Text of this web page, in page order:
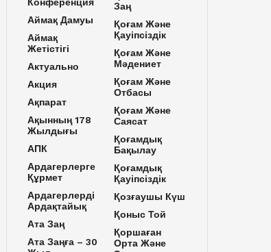
Конференция
Аймақ Дамуы
Аймақ
Жетістігі
Актуально
Акция
Ақпарат
Ақынның 178
Жылдығы
АПК
Ардагерлерге
Құрмет
Ардагерлерді
Ардақтайық
Ата Заң
Ата Заңға – 30
Заң
Қоғам Және
Қауіпсіздік
Қоғам Және
Мәдениет
Қоғам Және
Отбасы
Қоғам Және
Саясат
Қоғамдық
Бақылау
Қоғамдық
Қауіпсіздік
Қозғаушы Күш
Қоныс Той
Қоршаған
Орта Және